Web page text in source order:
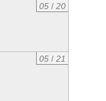
05/ 20
05/ 21